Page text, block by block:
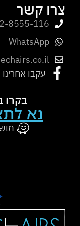
צרו קשר
8555-116
WhatsApp
עקבו אחרינו
בקרו
נא
מושב